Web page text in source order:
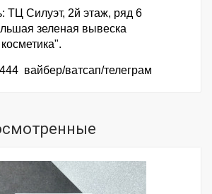
ТЦ Силуэт, 2й этаж, ряд 6
зеленая вывеска
вайбер/ватсап/телеграм